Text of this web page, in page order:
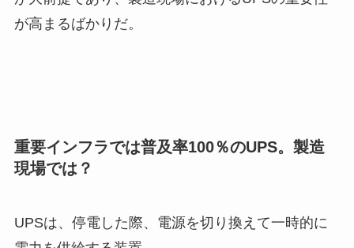
が高まるばかりだ。
重要インフラでは普及率100％のUPS。製造
現場では？
UPSは、停電した際、電源を切り換えて一時的に